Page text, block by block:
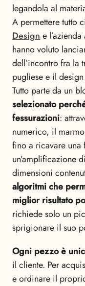
legandola al
A permettere tutto
Designe
hanno voluto
dell’incontro fra la
pugliese e il
Tutto parte da un
selezionato
fessurazioni:
numerico, il
fino a ricavare una
un’amplificazione
dimensioni
algoritmi che
miglior risultato
richiede solo un
sprigionare il suo
Ogni pezzo è
il cliente. Per
e ordinare il